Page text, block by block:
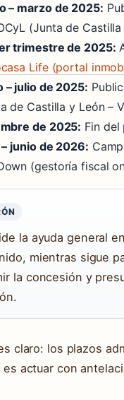
– marzo de 2025:
(Junta de
trimestre de 2025:
Life (portal
– julio de 2025:
de Castilla y León –
de 2025: Fin del
junio de 2026:
(gestoría fiscal
la ayuda general
mientras sigue
la concesión y
claro: los plazos
actuar con